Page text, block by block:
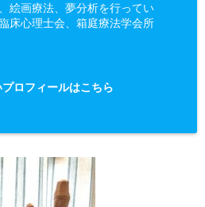
絵画療法、夢分析を行ってい
床心理士会、箱庭療法学会所
ロフィールはこちら